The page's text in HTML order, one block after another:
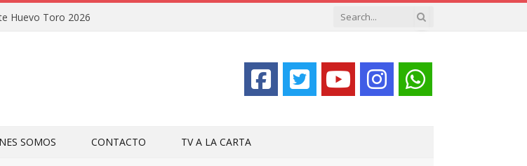
Huevo Toro 2026
SOMOS CONTACTO TV A LA CARTA